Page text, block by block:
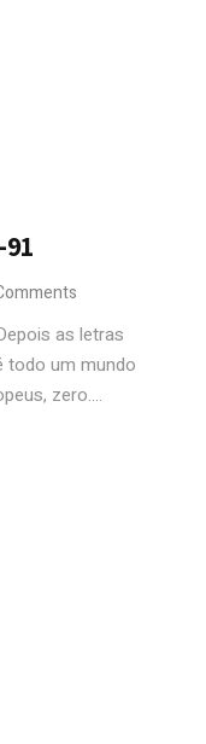
as letras
todo um mundo
zero....